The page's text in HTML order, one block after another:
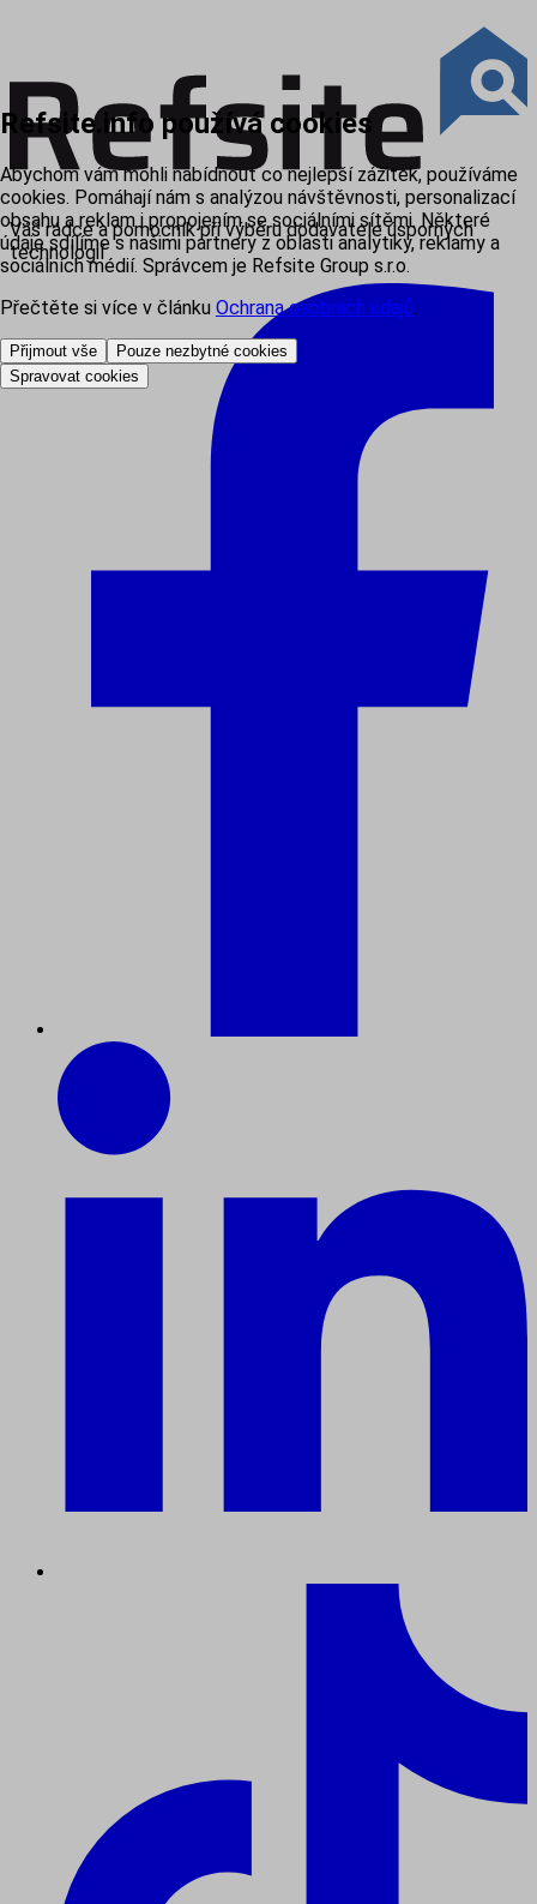
Váš rádce a pomocník při výběru dodavatele úsporných
technologií
Refsite.info používá cookies
Abychom vám mohli nabídnout co nejlepší zážitek, používáme
cookies. Pomáhají nám s analýzou návštěvnosti, personalizací
obsahu a reklam i propojením se sociálními sítěmi. Některé
údaje sdílíme s našimi partnery z oblasti analytiky, reklamy a
sociálních médií. Správcem je Refsite Group s.r.o.
Přečtěte si více v článku Ochrana osobních údajů.
Přijmout vše
Pouze nezbytné cookies
Spravovat cookies